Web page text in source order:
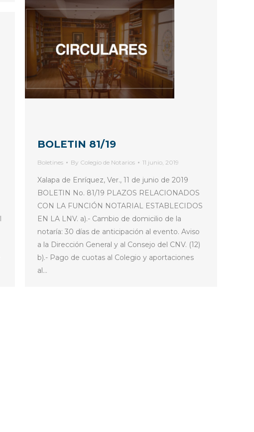
BOLETIN 81/19
Boletines By Colegio de Notarios 11 junio, 2019
Xalapa de Enríquez, Ver., 11 de junio de 2019
BOLETIN No. 81/19 PLAZOS RELACIONADOS
CON LA FUNCIÓN NOTARIAL ESTABLECIDOS
EN LA LNV. a).- Cambio de domicilio de la
notaría: 30 días de anticipación al evento. Aviso
a la Dirección General y al Consejo del CNV. (12)
b).- Pago de cuotas al Colegio y aportaciones
al…